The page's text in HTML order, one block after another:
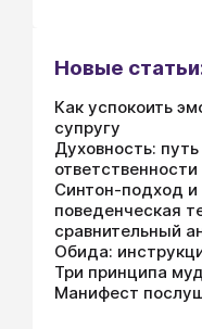
Новые
Как успокоить
супругу
Духовность:
Синтон-подход и
поведенческая
сравнительный
Обида:
Три принципа
Манифест